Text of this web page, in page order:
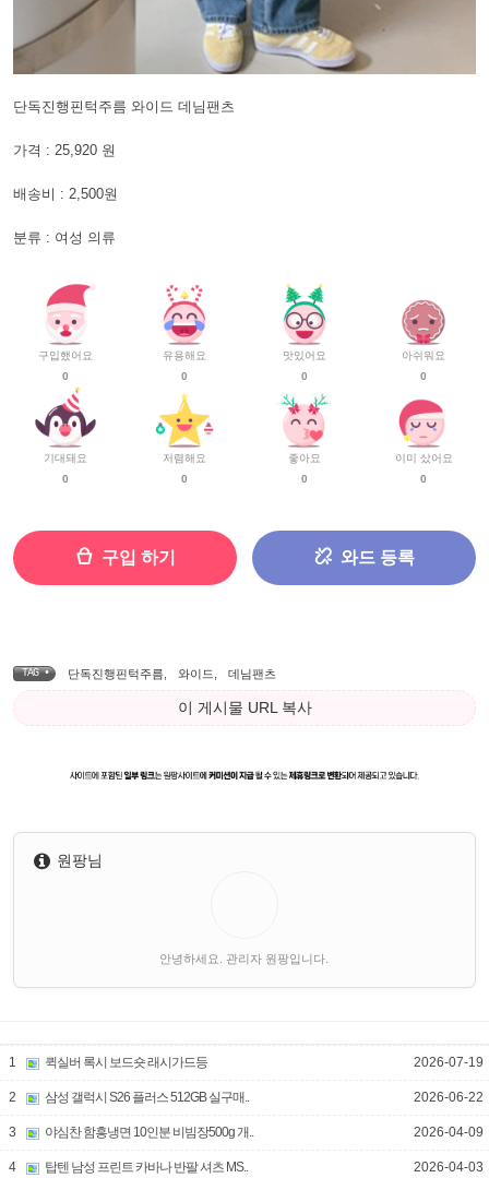
단독진행핀턱주름 와이드 데님팬츠
가격 : 25,920 원
배송비 : 2,500원
분류 : 여성 의류
구입했어요
0
기대돼요
0
유용해요
0
저렴해요
0
맛있어요
0
좋아요
0
아쉬워요
0
이미 샀어요
0
구입 하기 와드 등록
TAG • 단독진행핀턱주름 와이드 데님팬츠
이 게시물 URL 복사
원팡님
안녕하세요. 관리자 원팡입니다.
1 퀵실버 록시 보드숏 래시가드등 2026-07-19
2 삼성 갤럭시 S26 플러스 512GB 실구매.. 2026-06-22
3 야심찬 함흥냉면 10인분 비빔장500g 개.. 2026-04-09
4 탑텐 남성 프린트 카바나 반팔 셔츠 MS.. 2026-04-03